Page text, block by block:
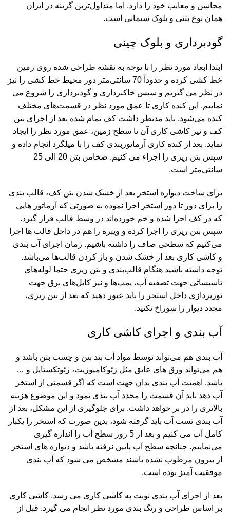
محاسن و معایب خود را دارد. اما متداول‌ترین گزینه در ایران
همان نوع بتنی و بلوک سیمانی است.
گودبرداری و بلوک چینی
ابتدا ابعاد مورد نظر را با توجه به نقشه طراحی شده روی زمین
خط کشی کرده و حدوداً 70 سانتی‌متر دور محیط خط کشی را نیز
در نظر می گیریم و سپس خاکبرداری و گودبرداری را شروع می
نماییم. این کنده کاری تا عمق مورد نظر در قسمت‌های مختلف
کنده می‌شود. باید مدنظر داشت کف تمام شده بعد از اجرای بتن
کف و نیز کاشی کاری آن تا سطح زمین، عمق مورد نظر را ایجاد
نماید. بعد از کنده کاری آرماتوربندی کف را با میلگرد انجام داده و
سپس بتن ریزی را اجراء می کنیم. ضخامن بتن 20 الی 25
سانتی‌متر است.
برای ساخت دیواره استخر بعد از خشک شدن بتن کف، قالب بندی
را برای دور تا دور استخر اجرا نموده به صورتی که آرماتور هایی
که در کف اجرا شده و خم خورده‌اند در وسط قالب قرار گیرد.
سپس بتن ریزی را اجرا کرده و ویبره را هم در داخل قالب ها اجرا
می‌کنیم که سطحی صاف را داشته باشیم. زمان اجرای آب بندی
و کاشی کاری بعد از خشک شدن و باز کردن قالب‌ها می‌باشد.
توجه داشته باشید هنگام قالب‌بندی و بتن‌ ریزی حتما لوله‌های
تاسیساتی جهت تصفیه آب، پمپ‌ها و نیز کابل‌های برق جهت
نورپردازی داخل استخر را باید عبور دهید که بعد از بتن ریزی،
مجدد دیوار را سوراخ نکنید.
آب بندی و اجرای کاشی کاری
آب بندی هم می‌تواند توسط مواد آب بند بتن و چسب بتن باشد و
هم می‌تواند ورق های عایق مثل ژئوکامپوزیت، ژئوتکستایل و …
باشد. اهمیت آب بندی بدان جهت است که اگر قسمتی از استخر
آب دهد باید آن قسمت را مجدد آب بندی نمود و این موضوع هزینه
بالاتری را در بر خواهد داشت. برای جلوگیری از این مشکل، بعد از
آب بندی تست آب باید گرفته شود، بدین صورت که استخر را یکبار
کامل آب می کنیم و بعد از 5 روز سطح آب را اندازه گیری
می‌نماییم. چنانچه سطح آب پایین نرفته باشد و دیواره های استخر
از بیرون مرطوب نشده باشند مشخص می شود که آب بندی
موفقیت آمیز بوده است.
بعد از اجرای آب بندی نوبت به کاشی کاری می رسد. کاشی کاری
بر اساس طراحی و رنگ بندی مورد نظر انجام می گیرد. قبل از